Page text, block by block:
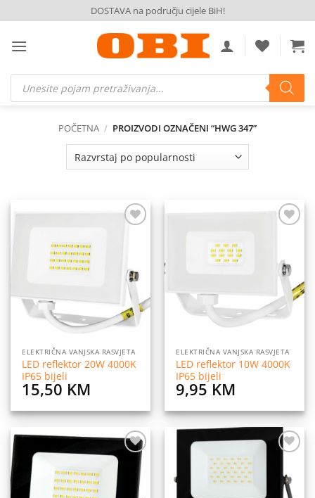
to
content
DOSTAVA na području cijele BiH!
Products
search
POČETNA / PROIZVODI OZNAČENI “HWG 347”
ELEKTRIČNA VANJSKA RASVJETA
LED reflektor 20W 4000K
IP65 bijeli
15,50 KM
želja
ELEKTRIČNA VANJSKA RASVJETA
LED reflektor 10W 4000K
IP65 bijeli
9,95 KM
Dodaj
listu
želja
na
listu
želja